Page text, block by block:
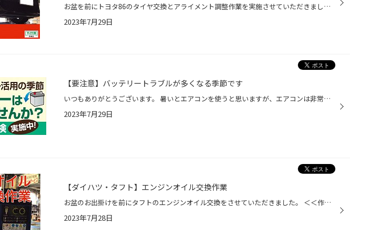
お盆を前にトヨタ86のタイヤ交換とアライメント調整作業を実施させていただきました。 ＜＜作業詳細＞＞ 車種：トヨタ 86 タイヤ銘柄：ブリヂストン POTENZA S007A（ポテンザ） タイヤサイズ：215/45R17 ＜＜クルマ好き走り好きのみなさまへ＞＞POTENZA S007Aは、ポテンザS001の後継モデルとして登...
2023年7月29日
【要注意】バッテリートラブルが多くなる季節です
いつもありがとうございます。 暑いとエアコンを使うと思いますが、エアコンは非常に多くの電気を使います。1〜2年使い続けているバッテリーな問題はないと思いますが、3年以上使ってるバッテリーは、充電の回復性能や蓄電量が下がってきて突然掛からなくなる「バッテリー上がり」というトラブルを...
2023年7月29日
【ダイハツ・タフト】エンジンオイル交換作業
お盆のお出掛けを前にタフトのエンジンオイル交換をさせていただきました。 ＜＜作業詳細＞＞ 車種：ダイハツ タフト オイル：ECO CLEAR（エコクリア） ECO CLEAR（エコクリア）は、ブリヂストンショップオリジナル製品で、エンジンのクリーニングによる機能回復と、省燃費エンジン対応でエコ性能を...
2023年7月28日